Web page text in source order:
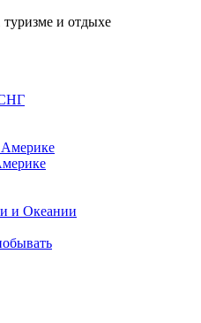
туризме и отдыхе
и Океании